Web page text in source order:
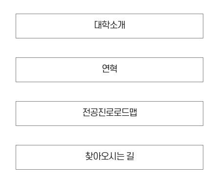
대학소개
연혁
전공진로로드맵
찾아오시는 길